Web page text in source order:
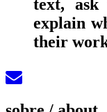
text,
explain
their